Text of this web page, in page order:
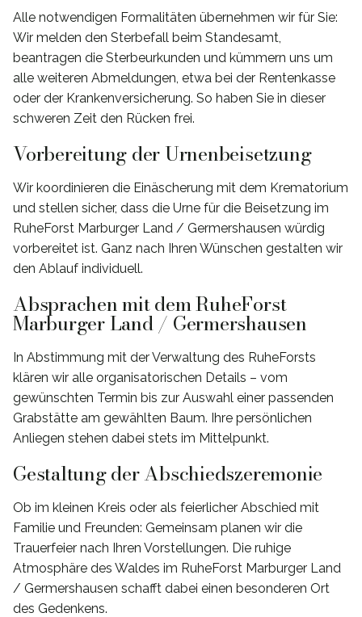
Alle notwendigen Formalitäten übernehmen wir für Sie:
Wir melden den Sterbefall beim Standesamt,
beantragen die Sterbeurkunden und kümmern uns um
alle weiteren Abmeldungen, etwa bei der Rentenkasse
oder der Krankenversicherung. So haben Sie in dieser
schweren Zeit den Rücken frei.
Vorbereitung der Urnenbeisetzung
Wir koordinieren die Einäscherung mit dem Krematorium
und stellen sicher, dass die Urne für die Beisetzung im
RuheForst Marburger Land / Germershausen würdig
vorbereitet ist. Ganz nach Ihren Wünschen gestalten wir
den Ablauf individuell.
Absprachen mit dem RuheForst
Marburger Land / Germershausen
In Abstimmung mit der Verwaltung des RuheForsts
klären wir alle organisatorischen Details – vom
gewünschten Termin bis zur Auswahl einer passenden
Grabstätte am gewählten Baum. Ihre persönlichen
Anliegen stehen dabei stets im Mittelpunkt.
Gestaltung der Abschiedszeremonie
Ob im kleinen Kreis oder als feierlicher Abschied mit
Familie und Freunden: Gemeinsam planen wir die
Trauerfeier nach Ihren Vorstellungen. Die ruhige
Atmosphäre des Waldes im RuheForst Marburger Land
/ Germershausen schafft dabei einen besonderen Ort
des Gedenkens.